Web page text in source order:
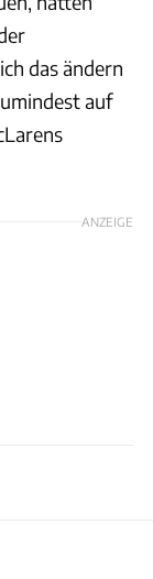
das ändern
auf
ANZEIGE